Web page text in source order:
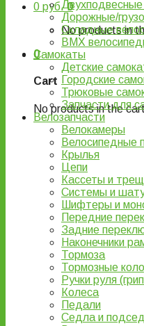
0 руб. 0
No products in
0
Cart
No products in the
Дорожные/
Складные
BMX
Самокаты
Детские
Городские
Трюковые
Запчасти для
Велозапчасти
Велокамеры
Велосипедные
Крылья
Цепи
Кассеты и
Системы и
Шифтеры и
Передние
Задние
Наконечники
Тормоза
Тормозные
Ручки руля
Колеса
Педали
Седла и